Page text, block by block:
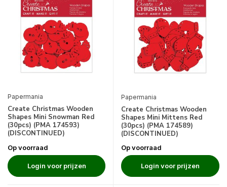
Papermania
Create Christmas Wooden
Shapes Mini Snowman Red
(30pcs) (PMA 174593)
(DISCONTINUED)
Op voorraad
Login voor prijzen
Papermania
Create Christmas Wooden
Shapes Mini Mittens Red
(30pcs) (PMA 174589)
(DISCONTINUED)
Op voorraad
Login voor prijzen